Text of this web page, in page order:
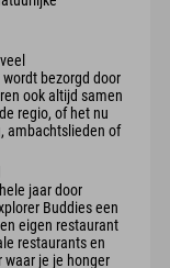
bezorgd door
ook altijd samen
regio, of het nu
ambachtslieden of
jaar door
Buddies een
eigen restaurant
restaurants en
waar je je honger